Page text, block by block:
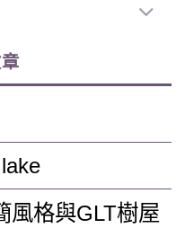
風格與GLT樹屋